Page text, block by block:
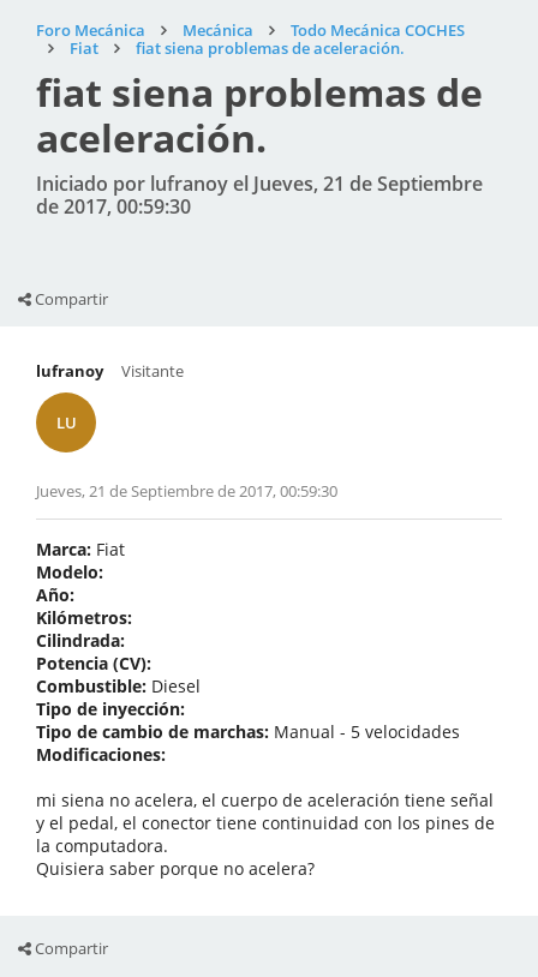
Foro Mecánica Mecánica
Todo Mecánica COCHES
Fiat
fiat siena problemas de aceleración.
fiat siena problemas de
aceleración.
Iniciado por lufranoy el Jueves, 21 de Septiembre
de 2017, 00:59:30
Compartir
lufranoy
LU
Visitante
Jueves, 21 de Septiembre de 2017, 00:59:30
Marca: Fiat
Modelo:
Año:
Kilómetros:
Cilindrada:
Potencia (CV):
Combustible: Diesel
Tipo de inyección:
Tipo de cambio de marchas: Manual - 5 velocidades
Modificaciones:
mi siena no acelera, el cuerpo de aceleración tiene señal
y el pedal, el conector tiene continuidad con los pines de
la computadora.
Quisiera saber porque no acelera?
Compartir